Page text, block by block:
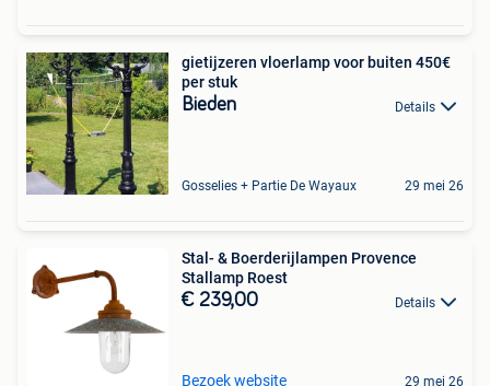
gietijzeren vloerlamp voor buiten 450€
per stuk
Bieden Details
Gosselies + Partie De Wayaux 29 mei 26
Stal- & Boerderijlampen Provence
Stallamp Roest
€ 239,00 Details
Bezoek website 29 mei 26